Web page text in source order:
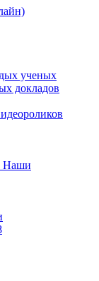
ученых
докладов
Наши